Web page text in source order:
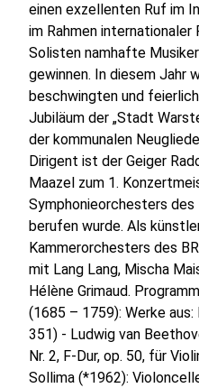
einen exzellenten Ruf im
im Rahmen
Solisten namhafte
gewinnen. In diesem Jahr
beschwingten und
Jubiläum der „Stadt
der kommunalen
Dirigent ist der Geiger
Maazel zum 1.
Symphonieorchesters des
berufen wurde. Als
Kammerorchesters des
mit Lang Lang, Mischa
Hélène Grimaud.
(1685 – 1759): Werke
351) - Ludwig van
Nr. 2, F-Dur, op. 50, für
Sollima (*1962):